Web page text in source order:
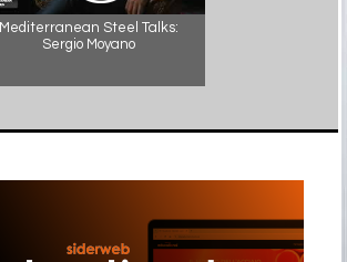
Mediterranean Steel Talks:
Sergio Moyano